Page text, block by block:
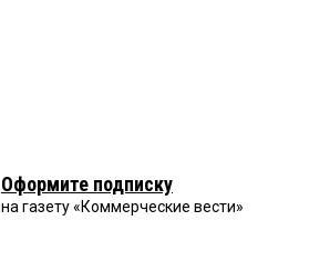
Оформите подписку
на газету «Коммерческие вести»